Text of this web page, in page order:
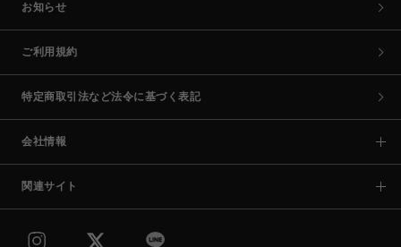
お知らせ
ご利用規約
特定商取引法など法令に基づく表記
会社情報
関連サイト